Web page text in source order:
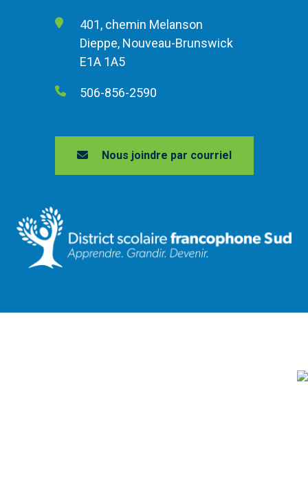
401, chemin Melanson
Dieppe, Nouveau-Brunswick
E1A 1A5
506-856-2590
Nous joindre par courriel